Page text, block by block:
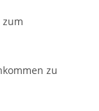
zu